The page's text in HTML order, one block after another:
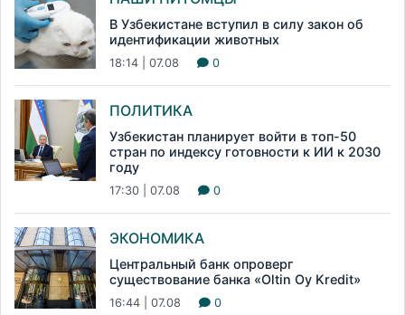
В Узбекистане вступил в силу закон об
идентификации животных
18:14 | 07.08 0
ПОЛИТИКА
Узбекистан планирует войти в топ-50
стран по индексу готовности к ИИ к 2030
году
17:30 | 07.08 0
ЭКОНОМИКА
Центральный банк опроверг
существование банка «Oltin Oy Kredit»
16:44 | 07.08 0